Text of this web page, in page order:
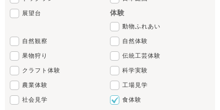
展望台 体験
動物ふれあい
自然観察 自然体験
果物狩り 伝統工芸体験
クラフト体験 科学実験
農業体験 工場見学
社会見学 食体験